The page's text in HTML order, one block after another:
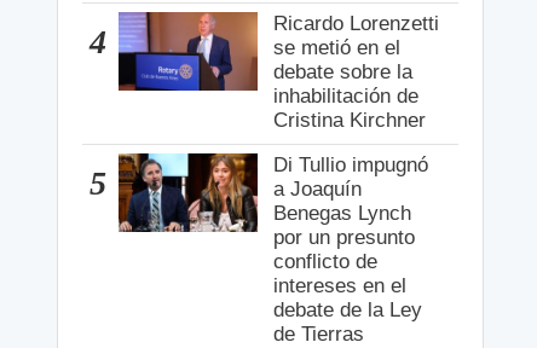
4
Ricardo Lorenzetti
se metió en el
debate sobre la
inhabilitación de
Cristina Kirchner
5
Di Tullio impugnó
a Joaquín
Benegas Lynch
por un presunto
conflicto de
intereses en el
debate de la Ley
de Tierras